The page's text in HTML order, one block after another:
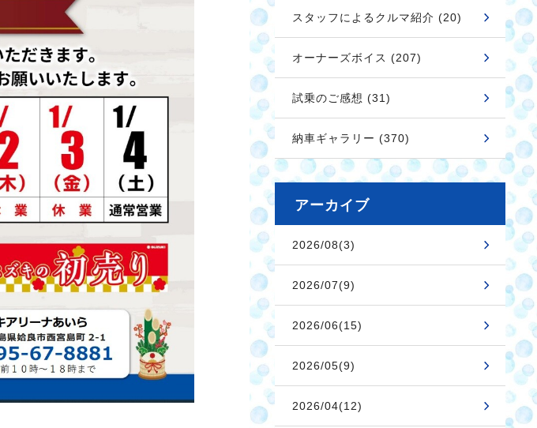
スタッフによるクルマ紹介 (20)
オーナーズボイス (207)
試乗のご感想 (31)
納車ギャラリー (370)
アーカイブ
2026/08(3)
2026/07(9)
2026/06(15)
2026/05(9)
2026/04(12)